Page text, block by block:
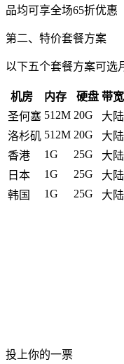
品均可享全场65折优惠
第二、特价套餐方案
以下五个套餐方案可选
机房 内存 硬盘 带宽
圣何塞 512M 20G 大
洛杉矶 512M 20G 大
香港
1G 25G 大
日本
1G 25G 大
韩国
1G 25G 大
投上你的一票